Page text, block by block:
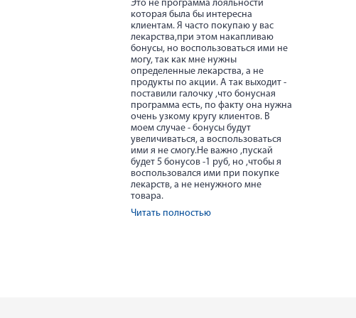
Это не программа лояльности
которая была бы интересна
клиентам. Я часто покупаю у вас
лекарства,при этом накапливаю
бонусы, но воспользоваться ими не
могу, так как мне нужны
определенные лекарства, а не
продукты по акции. А так выходит -
поставили галочку ,что бонусная
программа есть, по факту она нужна
очень узкому кругу клиентов. В
моем случае - бонусы будут
увеличиваться, а воспользоваться
ими я не смогу.Не важно ,пускай
будет 5 бонусов -1 руб, но ,чтобы я
воспользовался ими при покупке
лекарств, а не ненужного мне
товара.
Читать полностью